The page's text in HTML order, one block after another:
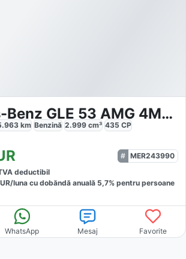
Mercedes-Benz GLE 53 AMG 4Matic Coupe Night Pano
km Benzină 2.999cm³ 435 CP
MER243990
deductibil
lunacu dobăndă anuală 5,7% pentru persoane
WhatsApp Mesaj Favorite